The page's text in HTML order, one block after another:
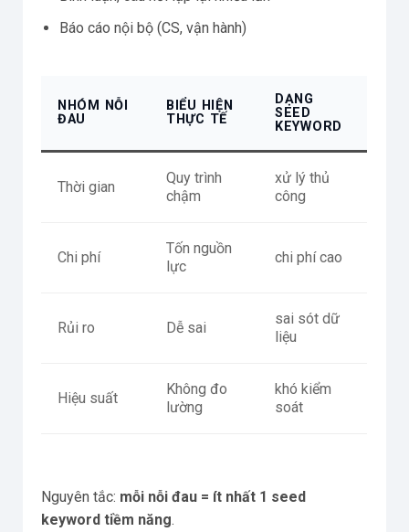
Báo cáo nội bộ (CS, vận hành)
NHÓM NỖI
ĐAU
BIỂU HIỆN
THỰC TẾ
DẠNG
SEED
KEYWORD
Thời gian
Quy trình
chậm
xử lý thủ
công
Chi phí
Tốn nguồn
lực
chi phí cao
Rủi ro Dễ sai
sai sót dữ
liệu
Hiệu suất
Không đo
lường
khó kiểm
soát
Nguyên tắc: mỗi nỗi đau = ít nhất 1 seed
keyword tiềm năng.